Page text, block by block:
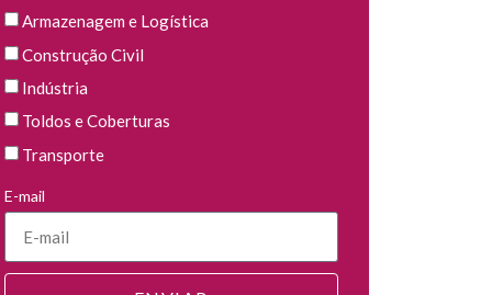
Armazenagem e Logística
Construção Civil
Indústria
Toldos e Coberturas
Transporte
E-mail